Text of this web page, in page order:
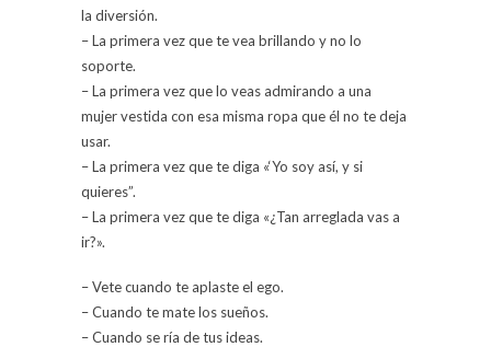
la diversión.
– La primera vez que te vea brillando y no lo
soporte.
– La primera vez que lo veas admirando a una
mujer vestida con esa misma ropa que él no te deja
usar.
– La primera vez que te diga «‘Yo soy así, y si
quieres”.
– La primera vez que te diga «¿Tan arreglada vas a
ir?».
– Vete cuando te aplaste el ego.
– Cuando te mate los sueños.
– Cuando se ría de tus ideas.